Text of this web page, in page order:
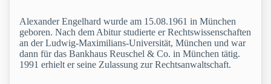
Alexander Engelhard wurde am 15.08.1961 in München
geboren. Nach dem Abitur studierte er Rechtswissenschaften
an der Ludwig-Maximilians-Universität, München und war
dann für das Bankhaus Reuschel & Co. in München tätig.
1991 erhielt er seine Zulassung zur Rechtsanwaltschaft.